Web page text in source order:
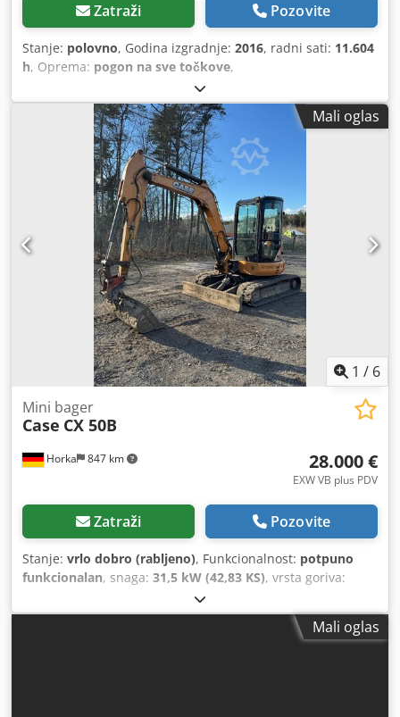
Zatraži Pozovite
Stanje: polovno, Godina izgradnje: 2016, radni sati: 11.604
h, Oprema: pogon na sve točkove,
Mali oglas
1 / 6
Horka 847 km
Mini bager
Case CX 50B
28.000 €
EXW VB plus PDV
Zatraži Pozovite
Stanje: vrlo dobro (rabljeno), Funkcionalnost: potpuno
funkcionalan, snaga: 31,5 kW (42,83 KS), vrsta goriva:
, ukupna masa:
lanca:60 postotak, Godina izgradnje:2012, radni sati:
Mali oglas